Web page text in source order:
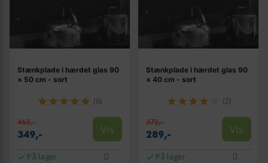
Stænkplade i hærdet glas 90
× 50 cm - sort
(6)
462,-
349,- Vis
På lager
Stænkplade i hærdet glas 90
× 40 cm - sort
(2)
372,-
289,- Vis
På lager